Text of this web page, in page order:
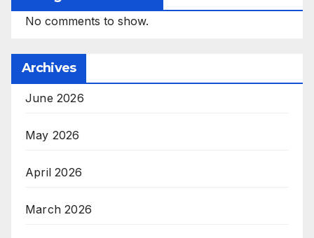
No comments to show.
Archives
June 2026
May 2026
April 2026
March 2026